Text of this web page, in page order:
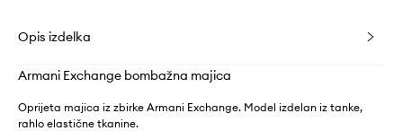
Opis izdelka
Armani Exchange bombažna majica
Oprijeta majica iz zbirke Armani Exchange. Model izdelan iz tanke,
rahlo elastične tkanine.